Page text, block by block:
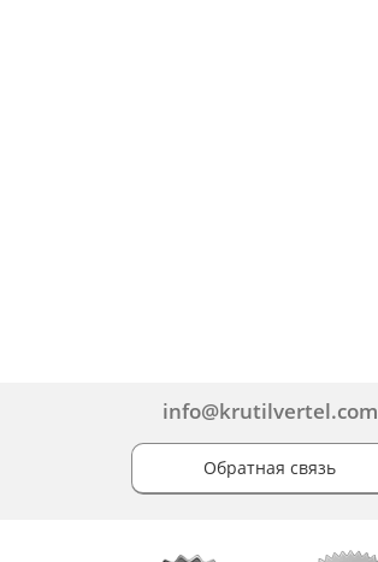
info@krutilvertel.com
Обратная связь